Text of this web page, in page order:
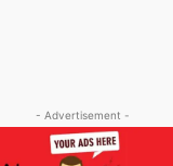
- Advertisement -